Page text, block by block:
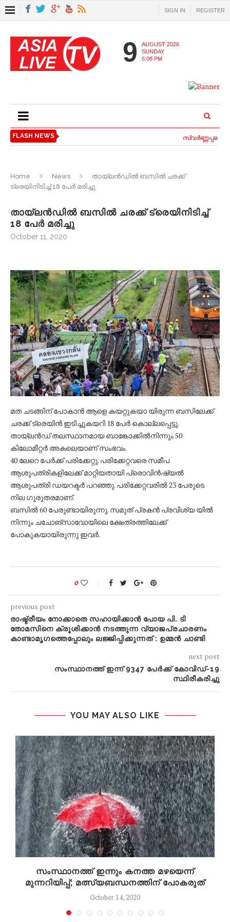
SIGN IN REGISTER
9
AUGUST 2026
SUNDAY
6:08 PM
FLASH NEWS സ്വര്‍ണ്ണപ്പണയ
Home News
തായ്‌ലന്‍ഡില്‍ ബസില്‍ ചരക്ക്
ട്രെയിനിടിച്ച്‌ 18 പേര്‍ മരിച്ചു
തായ്‌ലന്‍ഡില്‍ ബസില്‍ ചരക്ക് ട്രെയിനിടിച്ച്‌
18 പേര്‍ മരിച്ചു
October 11, 2020
മത ചടങ്ങിന് പോകാന്‍ ആളെ കയറ്റുകയാ യിരുന്ന ബസിലേക്ക്
ചരക്ക് ട്രെയിന്‍ ഇടിച്ചുകയറി 18 പേര്‍ കൊല്ലപ്പെട്ടു.
തായ്‌ലന്‍ഡ് തലസ്ഥാനമായ ബാങ്കോക്കില്‍നിന്നും 50
കിലോമീറ്റര്‍ അകലെയാണ് സംഭവം.
40 ലേറെ പേര്‍ക്ക് പരിക്കേറ്റു. പരിക്കേറ്റവരെ സമീപ
ആശുപത്രികളിലേക്ക് മാറ്റിയതായി പ്രൊവിന്‍ഷ്യല്‍
ആശുപത്രി ഡയറക്ടര്‍ പറഞ്ഞു. പരിക്കേറ്റവരില്‍ 23 പേരുടെ
നില ഗുരുതരമാണ്.
ബസില്‍ 60 പേരുണ്ടായിരുന്നു. സമുത് പ്രകന്‍ പ്രവിശ്യ യില്‍
നിന്നും ചചോങ്‌സാവോയിലെ ക്ഷേത്രത്തിലേക്ക്
പോകുകയായിരുന്നു ഇവര്‍.
0
previous post
രാഷ്ട്രീയം നോക്കാതെ സഹായിക്കാന്‍ പോയ പി. ടി
തോമസിനെ ക്രൂശിക്കാന്‍ നടത്തുന്ന വ്യാജപ്രചാരണം
കാണ്ടാമൃഗത്തെപ്പോലും ലജ്ജിപ്പിക്കുന്നത് : ഉമ്മന്‍ ചാണ്ടി
next post
സംസ്ഥാനത്ത് ഇന്ന് 9347 പേര്‍ക്ക് കോവിഡ്-19
സ്ഥിരീകരിച്ചു
YOU MAY ALSO LIKE
സംസ്ഥാനത്ത് ഇന്നും കനത്ത മഴയെന്ന്
മുന്നറിയിപ്പ്; മത്സ്യബന്ധനത്തിന് പോകരുത്
October 14, 2020